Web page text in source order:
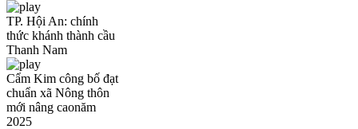
TP. Hội An: chính
thức khánh thành cầu
Thanh Nam
Cẩm Kim công bố đạt
chuẩn xã Nông thôn
mới nâng caonăm
2025